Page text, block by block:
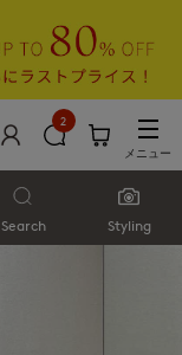
2
メニュー
Search Styling